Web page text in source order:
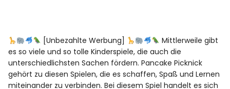
[Unbezahlte Werbung]
Mittlerweile gibt
es so viele und so tolle Kinderspiele, die auch die
unterschiedlichsten Sachen fördern. Pancake Picknick
gehört zu diesen Spielen, die es schaffen, Spaß und Lernen
miteinander zu verbinden. Bei diesem Spiel handelt es sich